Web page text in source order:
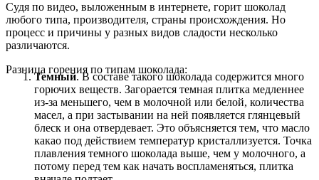
Судя по видео, выложенным в интернете, горит шоколад
любого типа, производителя, страны происхождения. Но
процесс и причины у разных видов сладости несколько
различаются.
Разница горения по типам шоколада:
Темный. В составе такого шоколада содержится много
горючих веществ. Загорается темная плитка медленнее
из-за меньшего, чем в молочной или белой, количества
масел, а при застывании на ней появляется глянцевый
блеск и она отвердевает. Это объясняется тем, что масло
какао под действием температур кристаллизуется. Точка
плавления темного шоколада выше, чем у молочного, а
потому перед тем как начать воспламеняться, плитка